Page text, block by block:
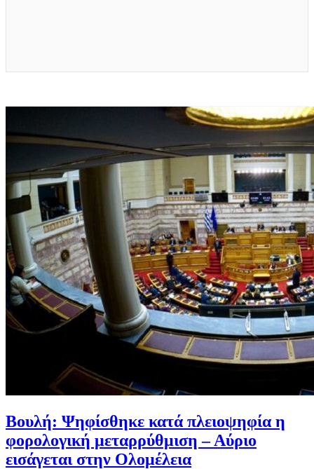
Βουλή: Ψηφίσθηκε κατά πλειοψηφία η
φορολογική μεταρρύθμιση – Αύριο
εισάγεται στην Ολομέλεια